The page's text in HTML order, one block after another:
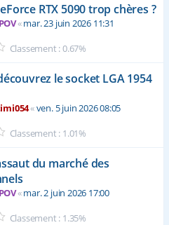
RTX 5090 trop chères ?
«mar. 23 juin 2026 11:31
Classement : 0.67%
le socket LGA 1954
«ven. 5 juin 2026 08:05
Classement : 1.01%
du marché des
«mar. 2 juin 2026 17:00
Classement : 1.35%